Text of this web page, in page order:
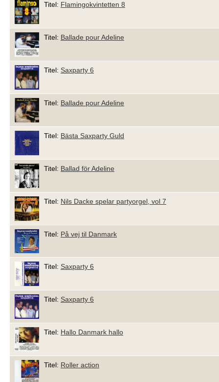
Titel: Flamingokvintetten 8
Titel: Ballade pour Adeline
Titel: Saxparty 6
Titel: Ballade pour Adeline
Titel: Bästa Saxparty Guld
Titel: Ballad för Adeline
Titel: Nils Dacke spelar partyorgel, vol 7
Titel: På vej til Danmark
Titel: Saxparty 6
Titel: Saxparty 6
Titel: Hallo Danmark hallo
Titel: Roller action